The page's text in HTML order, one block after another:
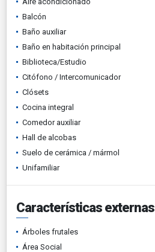
Balcón
Baño auxiliar
Baño en habitación principal
Biblioteca/Estudio
Citófono / Intercomunicador
Clósets
Cocina integral
Comedor auxiliar
Hall de alcobas
Suelo de cerámica / mármol
Unifamiliar
Características externas
Árboles frutales
Área Social